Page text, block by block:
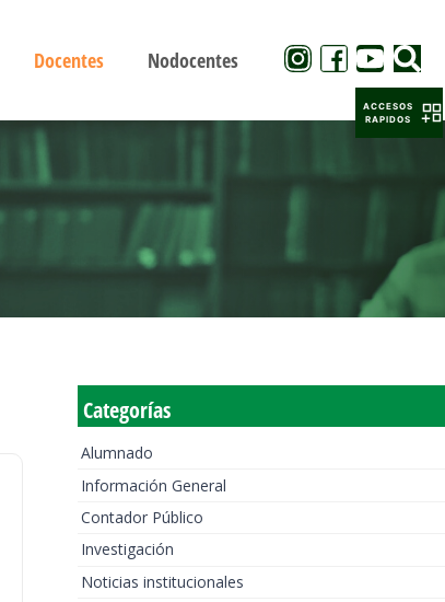
Docentes Nodocentes
Categorías
Alumnado
Información General
Contador Público
Investigación
Noticias institucionales
ACCESOS
RAPIDOS